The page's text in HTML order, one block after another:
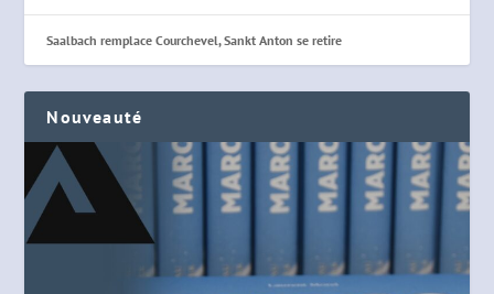
Saalbach remplace Courchevel, Sankt Anton se retire
Nouveauté